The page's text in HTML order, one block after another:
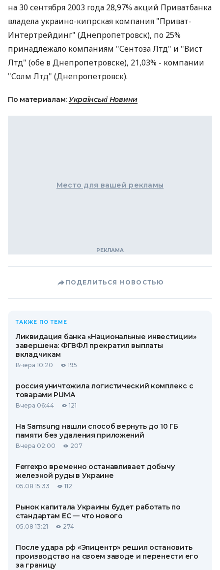
на 30 сентября 2003 года 28,97% акций Приватбанка
владела украино-кипрская компания "Приват-
Интертрейдинг" (Днепропетровск), по 25%
принадлежало компаниям "Сентоза Лтд" и "Вист
Лтд" (обе в Днепропетровске), 21,03% - компании
"Солм Лтд" (Днепропетровск).
По материалам: Українські Новини
Место для вашей рекламы
ПОДЕЛИТЬСЯ НОВОСТЬЮ
ТАКЖЕ ПО ТЕМЕ
Ликвидация банка «Национальные инвестиции»
завершена: ФГВФЛ прекратил выплаты
вкладчикам
Вчера 10:20 195
россия уничтожила логистический комплекс с
товарами PUMA
Вчера 06:44 121
На Samsung нашли способ вернуть до 10 ГБ
памяти без удаления приложений
Вчера 02:00 207
Ferrexpo временно останавливает добычу
железной руды в Украине
05.08 15:33 112
Рынок капитала Украины будет работать по
стандартам ЕС — что нового
05.08 13:21 274
После удара рф «Эпицентр» решил остановить
производство на своем заводе и перенести его
за границу